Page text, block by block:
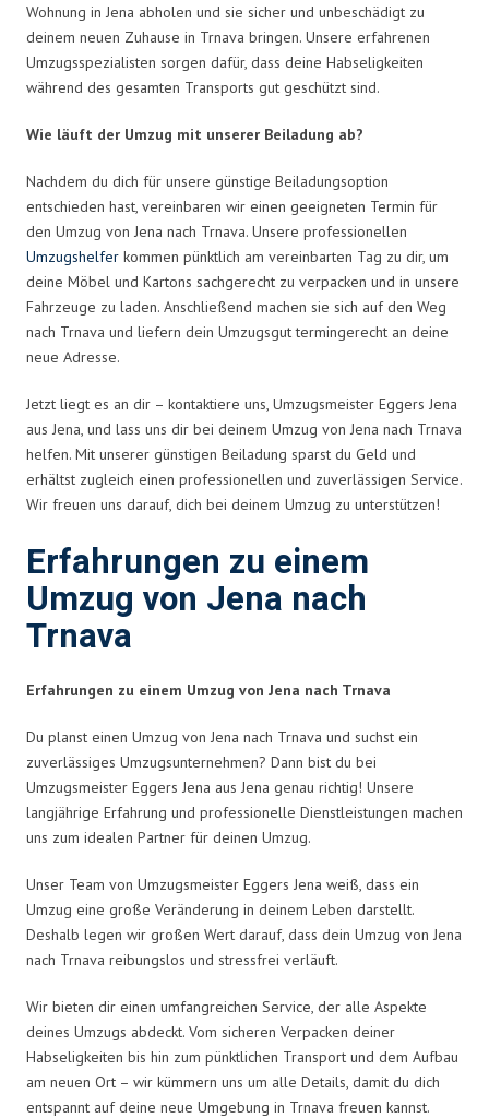
Wohnung in Jena abholen und sie sicher und unbeschädigt zu
deinem neuen Zuhause in Trnava bringen. Unsere erfahrenen
Umzugsspezialisten sorgen dafür, dass deine Habseligkeiten
während des gesamten Transports gut geschützt sind.
Wie läuft der Umzug mit unserer Beiladung ab?
Nachdem du dich für unsere günstige Beiladungsoption
entschieden hast, vereinbaren wir einen geeigneten Termin für
den Umzug von Jena nach Trnava. Unsere professionellen
Umzugshelfer kommen pünktlich am vereinbarten Tag zu dir, um
deine Möbel und Kartons sachgerecht zu verpacken und in unsere
Fahrzeuge zu laden. Anschließend machen sie sich auf den Weg
nach Trnava und liefern dein Umzugsgut termingerecht an deine
neue Adresse.
Jetzt liegt es an dir – kontaktiere uns, Umzugsmeister Eggers Jena
aus Jena, und lass uns dir bei deinem Umzug von Jena nach Trnava
helfen. Mit unserer günstigen Beiladung sparst du Geld und
erhältst zugleich einen professionellen und zuverlässigen Service.
Wir freuen uns darauf, dich bei deinem Umzug zu unterstützen!
Erfahrungen zu einem
Umzug von Jena nach
Trnava
Erfahrungen zu einem Umzug von Jena nach Trnava
Du planst einen Umzug von Jena nach Trnava und suchst ein
zuverlässiges Umzugsunternehmen? Dann bist du bei
Umzugsmeister Eggers Jena aus Jena genau richtig! Unsere
langjährige Erfahrung und professionelle Dienstleistungen machen
uns zum idealen Partner für deinen Umzug.
Unser Team von Umzugsmeister Eggers Jena weiß, dass ein
Umzug eine große Veränderung in deinem Leben darstellt.
Deshalb legen wir großen Wert darauf, dass dein Umzug von Jena
nach Trnava reibungslos und stressfrei verläuft.
Wir bieten dir einen umfangreichen Service, der alle Aspekte
deines Umzugs abdeckt. Vom sicheren Verpacken deiner
Habseligkeiten bis hin zum pünktlichen Transport und dem Aufbau
am neuen Ort – wir kümmern uns um alle Details, damit du dich
entspannt auf deine neue Umgebung in Trnava freuen kannst.